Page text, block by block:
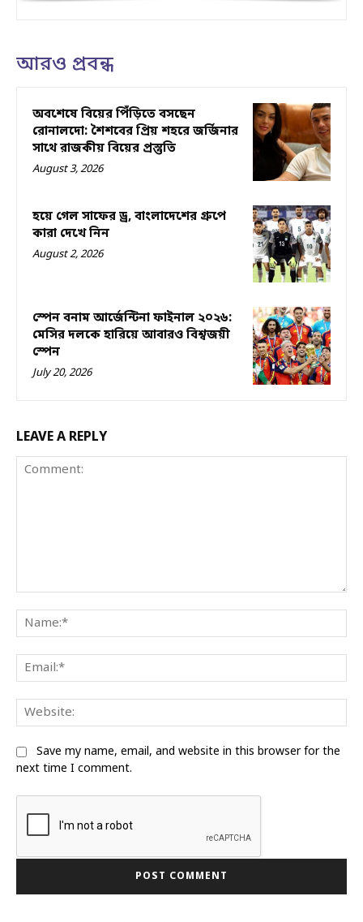
আরও প্রবন্ধ
অবশেষে বিয়ের পিঁড়িতে বসছেন
রোনালদো: শৈশবের প্রিয় শহরে জর্জিনার
সাথে রাজকীয় বিয়ের প্রস্তুতি
August 3, 2026
হয়ে গেল সাফের ড্র, বাংলাদেশের গ্রুপে
কারা দেখে নিন
August 2, 2026
স্পেন বনাম আর্জেন্টিনা ফাইনাল ২০২৬:
মেসির দলকে হারিয়ে আবারও বিশ্বজয়ী
স্পেন
July 20, 2026
LEAVE A REPLY
Save my name, email, and website in this browser for the
next time I comment.